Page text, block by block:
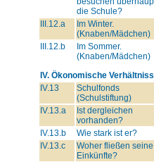
die Schule?
III.12.a
Im Winter.
(Knaben/Mädchen)
III.12.b
Im Sommer.
(Knaben/Mädchen)
IV. Ökonomische
IV.13
Schulfonds
(Schulstiftung)
IV.13.a
Ist dergleichen
vorhanden?
IV.13.b
Wie stark ist er?
IV.13.c
Woher fließen seine
Einkünfte?